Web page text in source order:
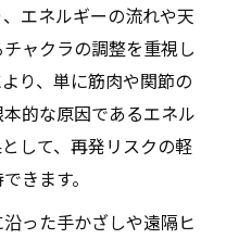
エネルギーの流れや天
ャクラの調整を重視し
り、単に筋肉や関節の
的な原因であるエネル
して、再発リスクの軽
きます。
った手かざしや遠隔ヒ